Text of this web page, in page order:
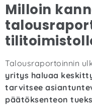
Milloin
Talousraportoinnin
yritys haluaa
tarvitsee
päätöksenteon